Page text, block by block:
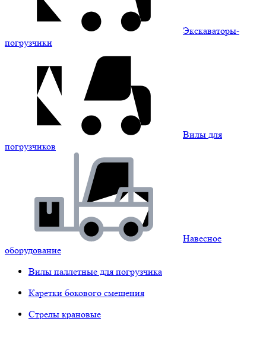
Экскаваторы-
погрузчики
Вилы для
погрузчиков
Навесное
оборудование
Вилы паллетные для погрузчика
Каретки бокового смещения
Стрелы крановые